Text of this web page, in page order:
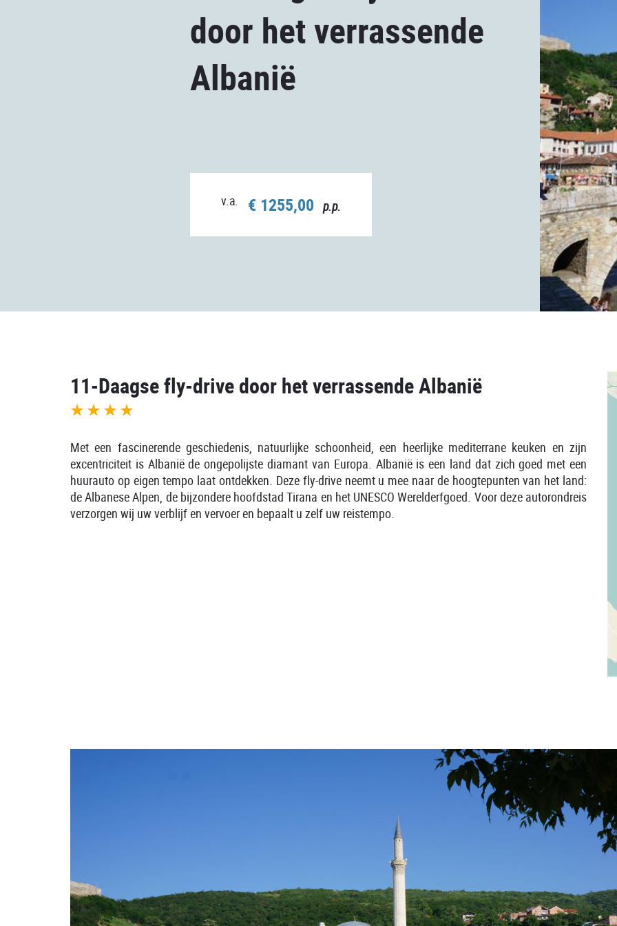
door het verrassende
Albanië
v.a. € 1255,00 p.p.
11-Daagse fly-drive door het verrassende Albanië
Met een fascinerende geschiedenis, natuurlijke schoonheid, een heerlijke mediterrane keuken en zijn
excentriciteit is Albanië de ongepolijste diamant van Europa. Albanië is een land dat zich goed met een
huurauto op eigen tempo laat ontdekken. Deze fly-drive neemt u mee naar de hoogtepunten van het land:
de Albanese Alpen, de bijzondere hoofdstad Tirana en het UNESCO Werelderfgoed. Voor deze autorondreis
verzorgen wij uw verblijf en vervoer en bepaalt u zelf uw reistempo.